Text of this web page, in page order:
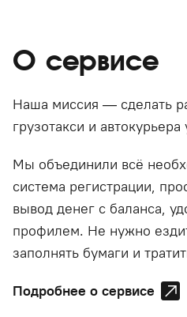
О сервисе
Наша миссия — сделать
грузотакси и автокурьера
Мы объединили всё
система регистрации,
вывод денег с баланса,
профилем. Не нужно
заполнять бумаги и
Подробнее о сервисе